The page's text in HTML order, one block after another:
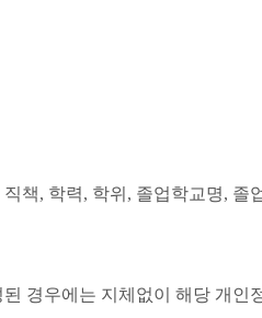
책, 학력, 학위, 졸업학교명, 졸
경우에는 지체없이 해당 개인